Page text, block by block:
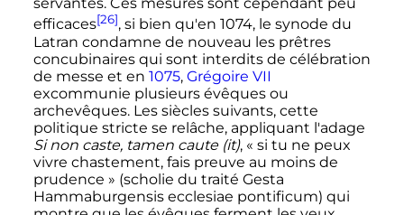
servantes. Ces mesures sont cependant peu
efficaces[26], si bien qu'en 1074, le synode du
Latran condamne de nouveau les prêtres
concubinaires qui sont interdits de célébration
de messe et en 1075, Grégoire VII
excommunie plusieurs évêques ou
archevêques. Les siècles suivants, cette
politique stricte se relâche, appliquant l'adage
Si non caste, tamen caute (it), « si tu ne peux
vivre chastement, fais preuve au moins de
prudence » (scholie du traité Gesta
Hammaburgensis ecclesiae pontificum) qui